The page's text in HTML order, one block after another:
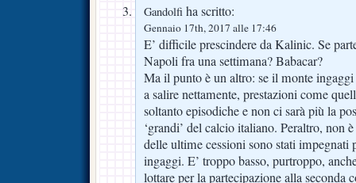
Gandolfi ha scritto:
Gennaio 17th, 2017 alle 17:46
E’ difficile prescindere da Kalinic. Se
Napoli fra una settimana? Babacar?
Ma il punto è un altro: se il monte
a salire nettamente, prestazioni come
soltanto episodiche e non ci sarà più la
‘grandi’ del calcio italiano. Peraltro, non
delle ultime cessioni sono stati impegnati
ingaggi. E’ troppo basso, purtroppo,
lottare per la partecipazione alla seconda